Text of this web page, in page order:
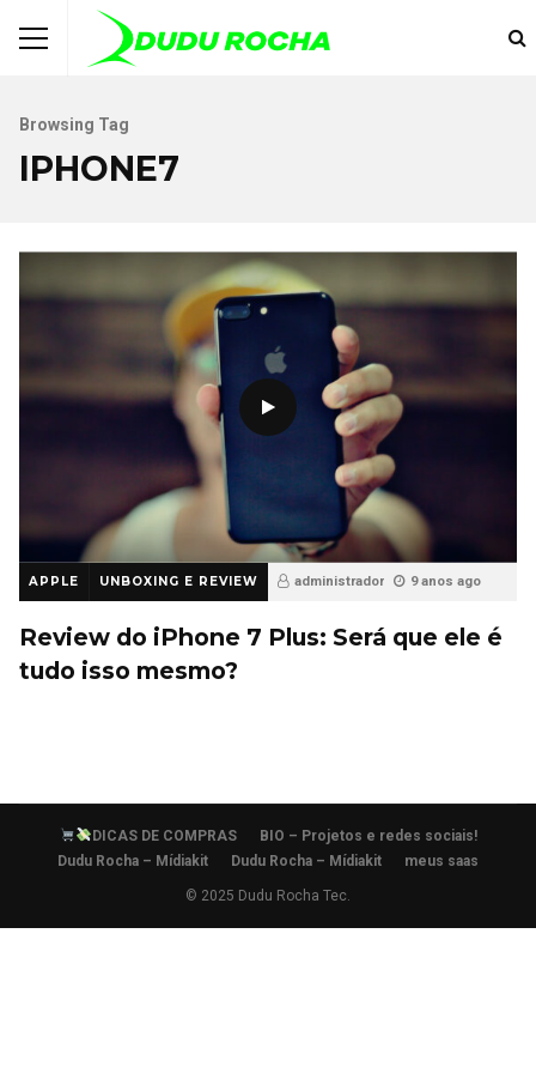
Browsing Tag
IPHONE7
APPLE UNBOXING E REVIEW administrador 9 anos ago
Review do iPhone 7 Plus: Será que ele é
tudo isso mesmo?
DICAS DE COMPRAS
BIO – Projetos e redes sociais!
Dudu Rocha – Mídiakit
Dudu Rocha – Mídiakit meus saas
© 2025 Dudu Rocha Tec.